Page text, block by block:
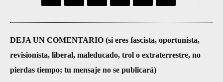
DEJA UN COMENTARIO (si eres fascista, oportunista,
revisionista, liberal, maleducado, trol o extraterrestre, no
pierdas tiempo; tu mensaje no se publicará)